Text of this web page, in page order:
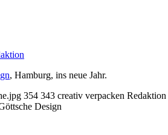
, Hamburg, ins neue Jahr.
354 343 creativ verpacken Redaktion
Design